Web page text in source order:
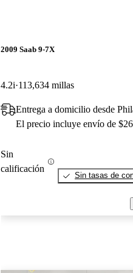
2009 Saab 9-7X
4.2i 113,634 millas
Entrega a domicilio desde
El precio incluye envío de
Sin
calificación
Sin tasas de